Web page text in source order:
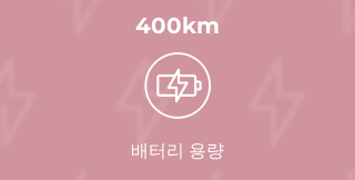
400km
배터리 용량